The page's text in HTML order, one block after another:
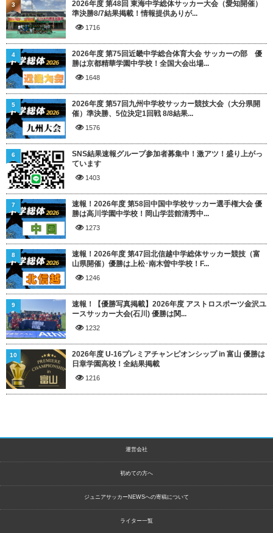
2026年度 第48回 東海中学総体サッカー大会（愛知開催）
準決勝8/7結果掲載！情報提供ありが...
1716
3
2026年度 第75回近畿中学総合体育大会 サッカーの部 優
勝は京都精華学園中学校！全国大会出場...
1648
4
2026年度 第57回九州中学校サッカー競技大会（大分県開
催）準決勝、5位決定1回戦 8/8結果...
1576
5
SNS結果速報グループ参加者募集中！激アツ！盛り上がっ
ています
1403
6
速報！2026年度 第58回中国中学校サッカー選手権大会 優
勝は高川学園中学校！岡山学芸館清秀中...
1273
7
速報！2026年度 第47回北信越中学総体サッカー競技（富
山県開催）優勝は上松･南木曽中学校！F...
1246
8
速報！【優勝写真掲載】2026年度 アストロスポーツ金沢ユ
ースサッカー大会(石川) 優勝は関...
1232
9
2026年度 U-16プレミアチャンピオンシップ in 富山 優勝は
日章学園高校！全結果掲載
1216
10
運営会社
初めての方へ
ジュニアサッカーNEWSへの寄稿について
ライター一覧